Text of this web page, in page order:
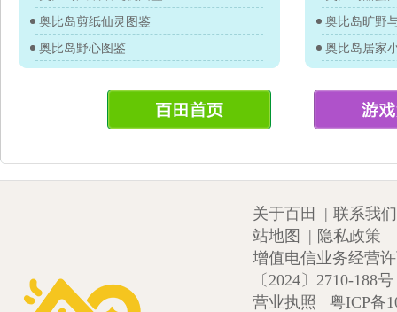
奥比岛剪纸仙灵图鉴
奥比岛野心图鉴
奥比岛旷野
奥比岛居家
关于百田 | 联系我们
站地图
| 隐私政策
增值电信业务经营
〔2024〕2710-188号
营业执照
粤ICP备